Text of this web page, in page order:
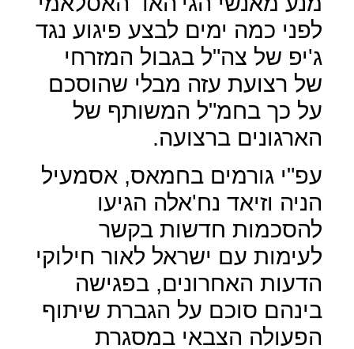
לפני כמה ימים לבצע פיגוע נגד
ג'יפ של צה"ל בגבול המזרחי
של רצועת עזה מבלי שהוסכם
על כך בחמ"ל המשותף של
הארגונים ברצועה.
עפ"י גורמים בחמאס, אסמעיל
הניה וזיאד נח'אלה הגיעו
להסכמות חדשות בקשר
לעימות עם ישראל לאור חילוקי
הדעות האחרונים, בפגישה
בינהם סוכם על הגברת שיתוף
הפעולה הצבאי במסגרת